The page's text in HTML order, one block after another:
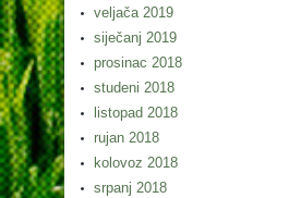
veljača 2019
siječanj 2019
prosinac 2018
studeni 2018
listopad 2018
rujan 2018
kolovoz 2018
srpanj 2018